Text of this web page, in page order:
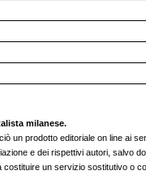
milanese.
un prodotto editoriale on line ai
e dei rispettivi autori,
un servizio sostitutivo o